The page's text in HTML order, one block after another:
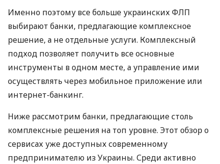
Именно поэтому все больше украинских ФЛП
выбирают банки, предлагающие комплексное
решение, а не отдельные услуги. Комплексный
подход позволяет получить все основные
инструменты в одном месте, а управление ими
осуществлять через мобильное приложение или
интернет-банкинг.
Ниже рассмотрим банки, предлагающие столь
комплексные решения на топ уровне. Этот обзор о
сервисах уже доступных современному
предпринимателю из Украины. Среди активно